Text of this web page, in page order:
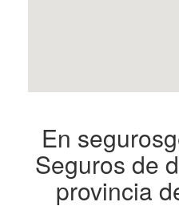
En
Seguros de
provincia